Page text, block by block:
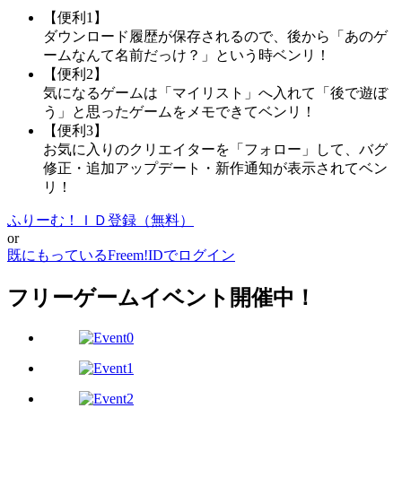
【便利1】
ダウンロード履歴が保存されるので、後から「あのゲ
ームなんて名前だっけ？」という時ベンリ！
【便利2】
気になるゲームは「マイリスト」へ入れて「後で遊ぼ
う」と思ったゲームをメモできてベンリ！
【便利3】
お気に入りのクリエイターを「フォロー」して、バグ
修正・追加アップデート・新作通知が表示されてベン
リ！
ふりーむ！ＩＤ登録（無料）
or
既にもっているFreem!IDでログイン
フリーゲームイベント開催中！